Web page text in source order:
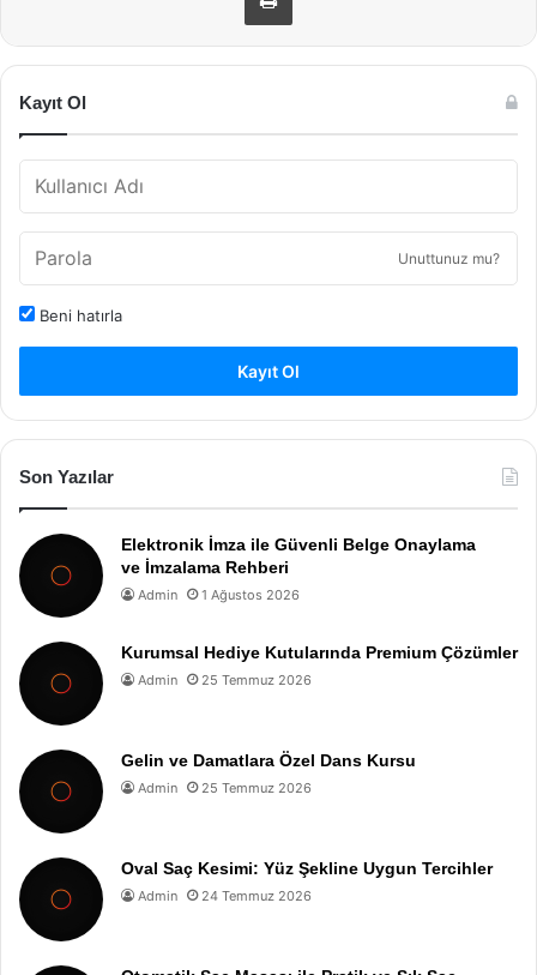
Kayıt Ol
Unuttunuz mu?
Beni hatırla
Kayıt Ol
Son Yazılar
Elektronik İmza ile Güvenli Belge Onaylama
ve İmzalama Rehberi
Admin 1 Ağustos 2026
Kurumsal Hediye Kutularında Premium Çözümler
Admin 25 Temmuz 2026
Gelin ve Damatlara Özel Dans Kursu
Admin 25 Temmuz 2026
Oval Saç Kesimi: Yüz Şekline Uygun Tercihler
Admin 24 Temmuz 2026